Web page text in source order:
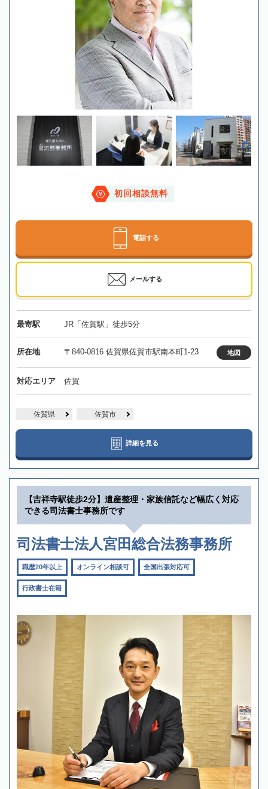
初回相談無料
電話する
メールする
最寄駅 JR「佐賀駅」徒歩5分
所在地 〒840-0816 佐賀県佐賀市駅南本町1-23 地図
対応エリア 佐賀
佐賀県 佐賀市
詳細を見る
【吉祥寺駅徒歩2分】遺産整理・家族信託など幅広く対応
できる司法書士事務所です
司法書士法人宮田総合法務事務所
職歴20年以上 オンライン相談可 全国出張対応可
行政書士在籍